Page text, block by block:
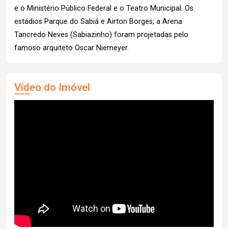
e o Ministério Público Federal e o Teatro Municipal. Os
estádios Parque do Sabiá e Airton Borges; a Arena
Tancredo Neves (Sabiazinho) foram projetadas pelo
famoso arquiteto Oscar Niemeyer.
Vídeo do Imóvel